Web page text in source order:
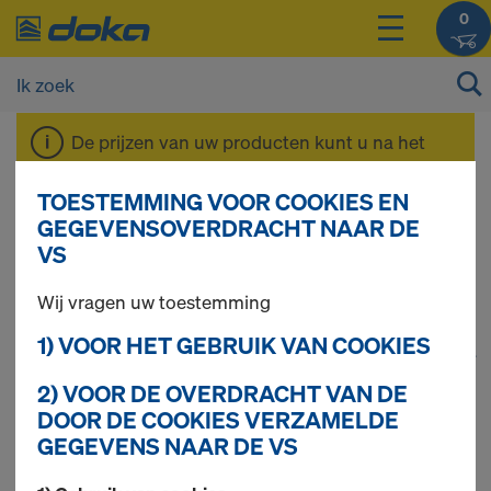
0
De prijzen van uw producten kunt u na het
inloggenbekijken.
Kolombekistingen
81 producten gevonden
Meest gezocht
Framax kraanhaak
TOESTEMMING VOOR COOKIES EN
GEGEVENSOVERDRACHT NAAR DE
VS
Wij vragen uw toestemming
1) VOOR HET GEBRUIK VAN COOKIES
2) VOOR DE OVERDRACHT VAN DE
DOOR DE COOKIES VERZAMELDE
GEGEVENS NAAR DE VS